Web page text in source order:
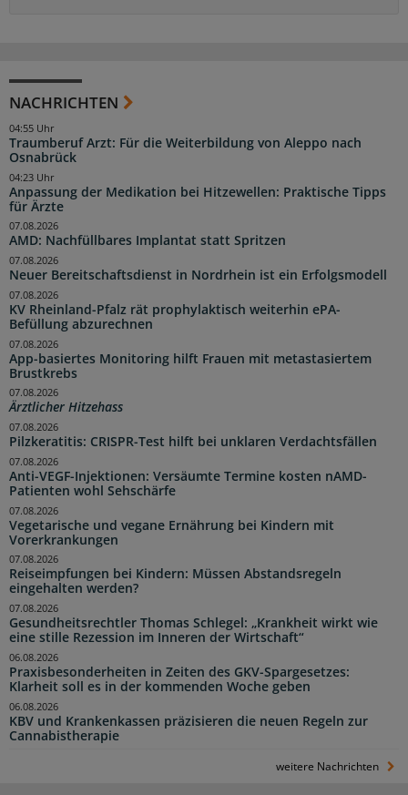
NACHRICHTEN
Traumberuf Arzt: Für die Weiterbildung von Aleppo nach
Osnabrück
04:55 Uhr
Anpassung der Medikation bei Hitzewellen: Praktische Tipps
für Ärzte
04:23 Uhr
AMD: Nachfüllbares Implantat statt Spritzen
07.08.2026
Neuer Bereitschaftsdienst in Nordrhein ist ein Erfolgsmodell
07.08.2026
KV Rheinland-Pfalz rät prophylaktisch weiterhin ePA-
Befüllung abzurechnen
07.08.2026
App-basiertes Monitoring hilft Frauen mit metastasiertem
Brustkrebs
07.08.2026
Ärztlicher Hitzehass
07.08.2026
Pilzkeratitis: CRISPR-Test hilft bei unklaren Verdachtsfällen
07.08.2026
Anti-VEGF-Injektionen: Versäumte Termine kosten nAMD-
Patienten wohl Sehschärfe
07.08.2026
Vegetarische und vegane Ernährung bei Kindern mit
Vorerkrankungen
07.08.2026
Reiseimpfungen bei Kindern: Müssen Abstandsregeln
eingehalten werden?
07.08.2026
Gesundheitsrechtler Thomas Schlegel: „Krankheit wirkt wie
eine stille Rezession im Inneren der Wirtschaft“
07.08.2026
Praxisbesonderheiten in Zeiten des GKV-Spargesetzes:
Klarheit soll es in der kommenden Woche geben
06.08.2026
KBV und Krankenkassen präzisieren die neuen Regeln zur
Cannabistherapie
06.08.2026
weitere Nachrichten